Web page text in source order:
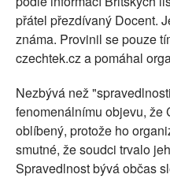
přátel přezdívaný Docent.
známa. Provinil se pouze
czechtek.cz a pomáhal
Nezbývá než
fenomenálnímu objevu, že
oblíbený, protože ho
smutné, že soudci trvalo
Spravedlnost bývá občas